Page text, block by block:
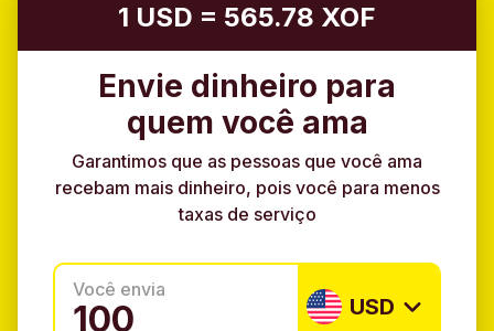
1 USD = 565.78 XOF
Envie dinheiro para
quem você ama
Garantimos que as pessoas que você ama
recebam mais dinheiro, pois você para menos
taxas de serviço
Você envia
USD